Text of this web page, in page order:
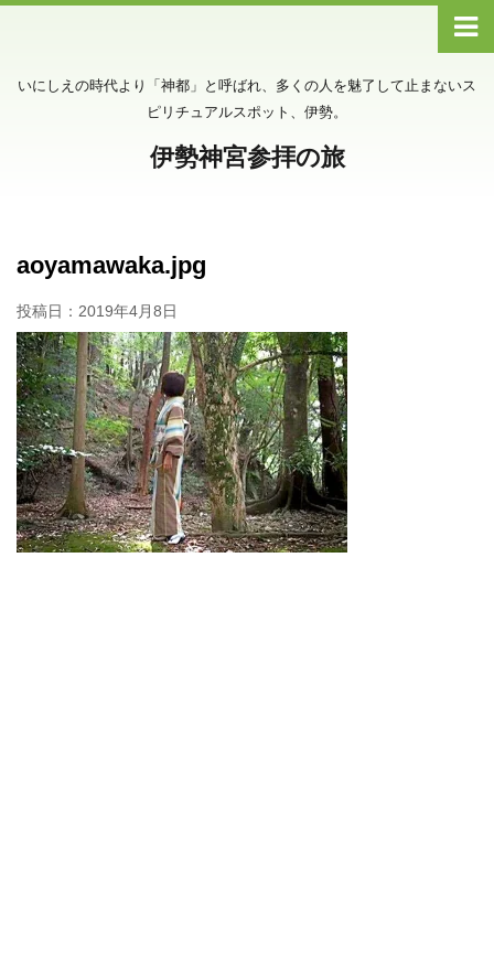
いにしえの時代より「神都」と呼ばれ、多くの人を魅了して止まないス
ピリチュアルスポット、伊勢。
伊勢神宮参拝の旅
aoyamawaka.jpg
投稿日： 2019年4月8日